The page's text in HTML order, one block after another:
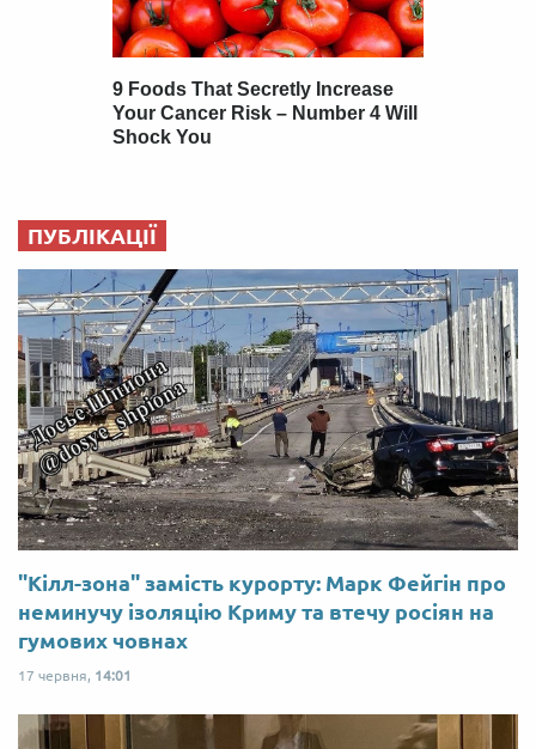
ПУБЛІКАЦІЇ
"Кілл-зона" замість курорту: Марк Фейгін про
неминучу ізоляцію Криму та втечу росіян на
гумових човнах
17 червня, 14:01